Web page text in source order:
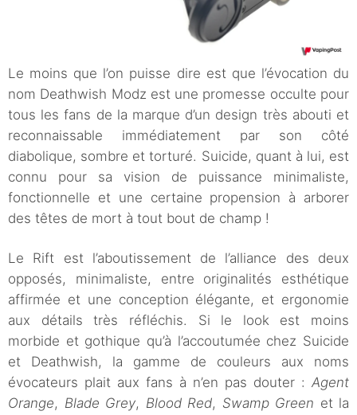
Le moins que l’on puisse dire est que l’évocation du
nom Deathwish Modz est une promesse occulte pour
tous les fans de la marque d’un design très abouti et
reconnaissable immédiatement par son côté
diabolique, sombre et torturé. Suicide, quant à lui, est
connu pour sa vision de puissance minimaliste,
fonctionnelle et une certaine propension à arborer
des têtes de mort à tout bout de champ !
Le Rift est l’aboutissement de l’alliance des deux
opposés, minimaliste, entre originalités esthétique
affirmée et une conception élégante, et ergonomie
aux détails très réfléchis. Si le look est moins
morbide et gothique qu’à l’accoutumée chez Suicide
et Deathwish, la gamme de couleurs aux noms
évocateurs plait aux fans à n’en pas douter : Agent
Orange, Blade Grey, Blood Red, Swamp Green et la